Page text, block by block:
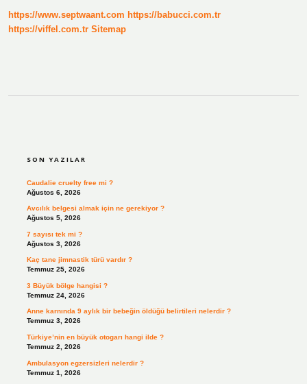
https://www.septwaant.com https://babucci.com.tr
https://viffel.com.tr Sitemap
SON YAZILAR
Caudalie cruelty free mi ?
Ağustos 6, 2026
Avcılık belgesi almak için ne gerekiyor ?
Ağustos 5, 2026
7 sayısı tek mi ?
Ağustos 3, 2026
Kaç tane jimnastik türü vardır ?
Temmuz 25, 2026
3 Büyük bölge hangisi ?
Temmuz 24, 2026
Anne karnında 9 aylık bir bebeğin öldüğü belirtileri nelerdir ?
Temmuz 3, 2026
Türkiye’nin en büyük otogarı hangi ilde ?
Temmuz 2, 2026
Ambulasyon egzersizleri nelerdir ?
Temmuz 1, 2026